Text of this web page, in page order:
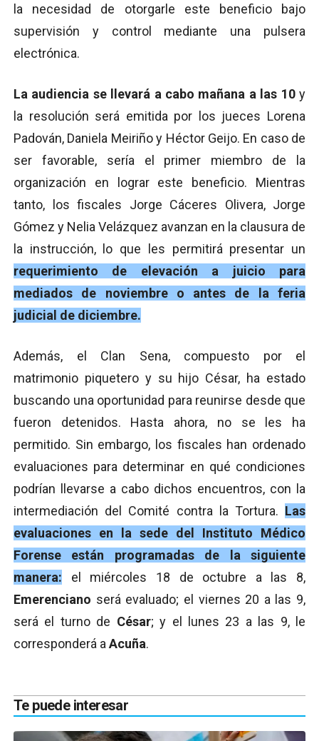
la necesidad de otorgarle este beneficio bajo
supervisión y control mediante una pulsera
electrónica.
La audiencia se llevará a cabo mañana a las 10y
la resolución será emitida por los jueces Lorena
Padován, Daniela Meiriño y Héctor Geijo. En caso de
ser favorable, sería el primer miembro de la
organización en lograr este beneficio. Mientras
tanto, los fiscales Jorge Cáceres Olivera, Jorge
Gómez y Nelia Velázquez avanzan en la clausura de
la instrucción, lo que les permitirá presentar un
requerimiento de elevación a juicio para
mediados de noviembre o antes de la feria
judicial de diciembre.
Además, el Clan Sena, compuesto por el
matrimonio piquetero y su hijo César, ha estado
buscando una oportunidad para reunirse desde que
fueron detenidos. Hasta ahora, no se les ha
permitido. Sin embargo, los fiscales han ordenado
evaluaciones para determinar en qué condiciones
podrían llevarse a cabo dichos encuentros, con la
intermediación del Comité contra la Tortura. Las
evaluaciones en la sede del Instituto Médico
Forense están programadas de la siguiente
manera: el miércoles 18 de octubre a las 8,
Emerenciano será evaluado; el viernes 20 a las 9,
será el turno de César; y el lunes 23 a las 9, le
corresponderá a Acuña.
Te puede interesar